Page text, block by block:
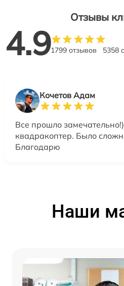
Отзывы
4.91799 отзывов 5358
Кочетов Адам
Все прошло
квадракоптер. Было
Благодарю
Наши